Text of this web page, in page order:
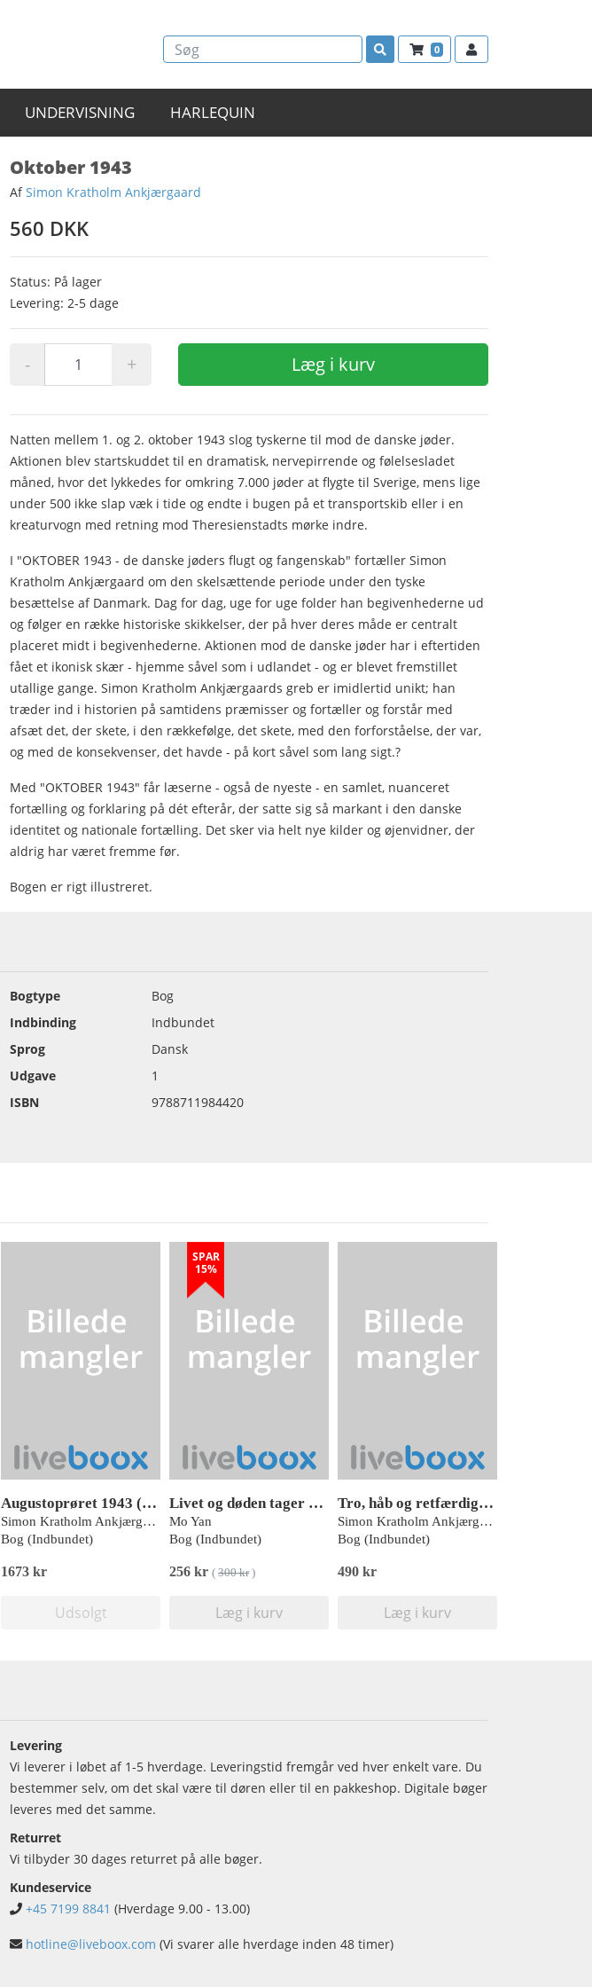
0
UNDERVISNING HARLEQUIN
Oktober 1943
AfSimon Kratholm Ankjærgaard
560 DKK
Status: På lager
Levering: 2-5 dage
- + Læg i kurv
Natten mellem 1. og 2. oktober 1943 slog tyskerne til mod de danske jøder.
Aktionen blev startskuddet til en dramatisk, nervepirrende og følelsesladet
måned, hvor det lykkedes for omkring 7.000 jøder at flygte til Sverige, mens lige
under 500 ikke slap væk i tide og endte i bugen på et transportskib eller i en
kreaturvogn med retning mod Theresienstadts mørke indre.
I "OKTOBER 1943 - de danske jøders flugt og fangenskab" fortæller Simon
Kratholm Ankjærgaard om den skelsættende periode under den tyske
besættelse af Danmark. Dag for dag, uge for uge folder han begivenhederne ud
og følger en række historiske skikkelser, der på hver deres måde er centralt
placeret midt i begivenhederne. Aktionen mod de danske jøder har i eftertiden
fået et ikonisk skær - hjemme såvel som i udlandet - og er blevet fremstillet
utallige gange. Simon Kratholm Ankjærgaards greb er imidlertid unikt; han
træder ind i historien på samtidens præmisser og fortæller og forstår med
afsæt det, der skete, i den rækkefølge, det skete, med den forforståelse, der var,
og med de konsekvenser, det havde - på kort såvel som lang sigt.?
Med "OKTOBER 1943" får læserne - også de nyeste - en samlet, nuanceret
fortælling og forklaring på dét efterår, der satte sig så markant i den danske
identitet og nationale fortælling. Det sker via helt nye kilder og øjenvidner, der
aldrig har været fremme før.
Bogen er rigt illustreret.
Bogtype
Bog
Indbinding
Indbundet
Sprog
Dansk
Udgave
1
ISBN
9788711984420
Augustoprøret 1943 (Storskrift)
Simon Kratholm Ankjærgaard
Bog (Indbundet)
1673 kr
Udsolgt
SPAR
15%
Livet og døden tager røven på mig - BIND II
Mo Yan
Bog (Indbundet)
256 kr ( 300 kr)
Læg i kurv
Tro, håb og retfærdighed
Simon Kratholm Ankjærgaard
Bog (Indbundet)
490 kr
Læg i kurv
Levering
Vi leverer i løbet af 1-5 hverdage. Leveringstid fremgår ved hver enkelt vare. Du
bestemmer selv, om det skal være til døren eller til en pakkeshop. Digitale bøger
leveres med det samme.
Returret
Vi tilbyder 30 dages returret på alle bøger.
Kundeservice
+45 7199 8841 (Hverdage 9.00 - 13.00)
hotline@liveboox.com (Vi svarer alle hverdage inden 48 timer)